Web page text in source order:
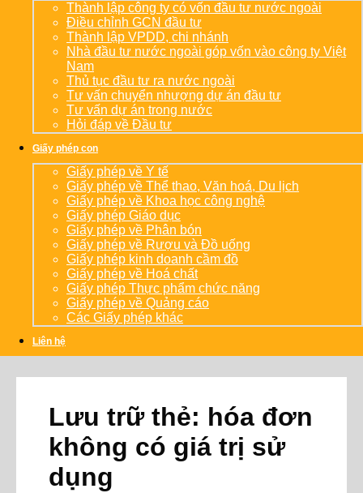
Thành lập công ty có vốn đầu tư nước ngoài
Điều chỉnh GCN đầu tư
Thành lập VPDD, chi nhánh
Nhà đầu tư nước ngoài góp vốn vào công ty Việt
Nam
Thủ tục đầu tư ra nước ngoài
Tư vấn chuyển nhượng dự án đầu tư
Tư vấn dự án trong nước
Hỏi đáp về Đầu tư
Giấy phép con
Giấy phép về Y tế
Giấy phép về Thể thao, Văn hoá, Du lịch
Giấy phép về Khoa học công nghệ
Giấy phép Giáo dục
Giấy phép về Phân bón
Giấy phép về Rượu và Đồ uống
Giấy phép kinh doanh cầm đồ
Giấy phép về Hoá chất
Giấy phép Thực phẩm chức năng
Giấy phép về Quảng cáo
Các Giấy phép khác
Liên hệ
Lưu trữ thẻ: hóa đơn
không có giá trị sử
dụng